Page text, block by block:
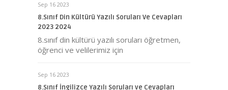
Sep 16 2023
8.Sınıf Din Kültürü Yazılı Soruları Ve Cevapları
2023 2024
8.sınıf din kültürü yazılı soruları öğretmen,
öğrenci ve velilerimiz için
Sep 16 2023
8.Sınıf İngilizce Yazılı Soruları ve Cevapları